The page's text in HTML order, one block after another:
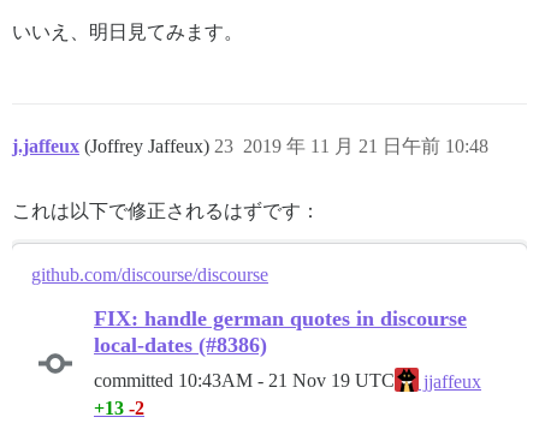
いいえ、明日見てみます。
j.jaffeux (Joffrey Jaffeux) 2019 年 11 月 21 日午前 10:48
23
これは以下で修正されるはずです：
github.com/discourse/discourse
FIX: handle german quotes in discourse
local-dates (#8386)
committed 10:43AM - 21 Nov 19 UTC
jjaffeux
+13 -2